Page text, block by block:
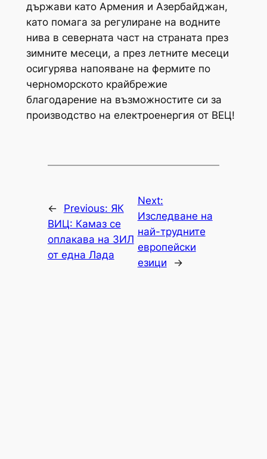
държави като Армения и Азербайджан,
като помага за регулиране на водните
нива в северната част на страната през
зимните месеци, а през летните месеци
осигурява напояване на фермите по
черноморското крайбрежие
благодарение на възможностите си за
производство на електроенергия от ВЕЦ!
← Previous: ЯК
ВИЦ: Камаз се
оплакава на ЗИЛ
от една Лада
Next:
Изследване на
най-трудните
европейски
езици
→